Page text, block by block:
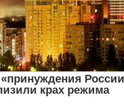
России
крах режима